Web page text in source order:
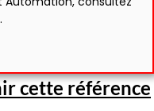
.
cette référence